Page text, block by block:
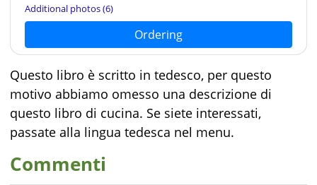
Additional photos (6)
Ordering
Questo libro è scritto in tedesco, per questo
motivo abbiamo omesso una descrizione di
questo libro di cucina. Se siete interessati,
passate alla lingua tedesca nel menu.
Commenti